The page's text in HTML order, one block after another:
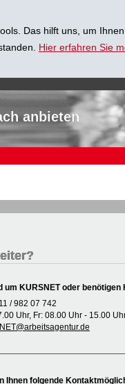
Das hilft uns, um
Hier erfahren Sie
anbieten
um KURSNET oder
/ 982 07 742
Uhr, Fr: 08.00 Uhr - 15.00
Ihnen folgende